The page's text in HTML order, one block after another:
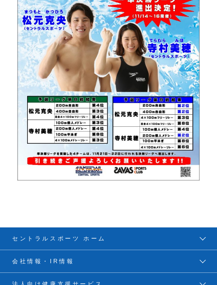
セントラルスポーツ ホーム
会社情報・IR情報